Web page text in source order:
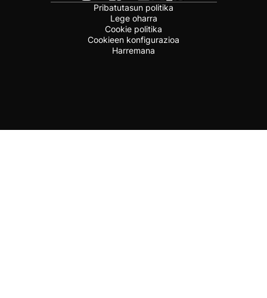
Pribatutasun politika
Lege oharra
Cookie politika
Cookieen konfigurazioa
Harremana